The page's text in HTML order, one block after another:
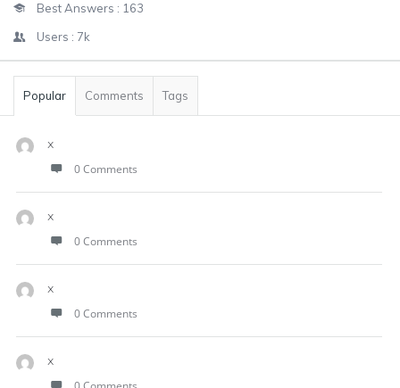
Best Answers : 163
Users : 7k
Popular Comments Tags
x
0 Comments
x
0 Comments
x
0 Comments
x